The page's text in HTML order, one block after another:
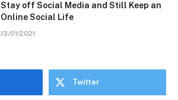
Stay off Social Media and Still Keep an
Online Social Life
13/01/2021
Twitter